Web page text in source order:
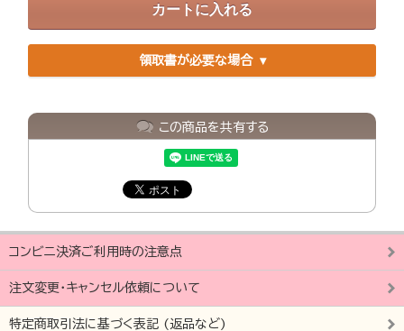
領取書が必要な場合
この商品を共有する
コンビニ決済ご利用時の注意点
注文変更・キャンセル依頼について
特定商取引法に基づく表記 (返品など)